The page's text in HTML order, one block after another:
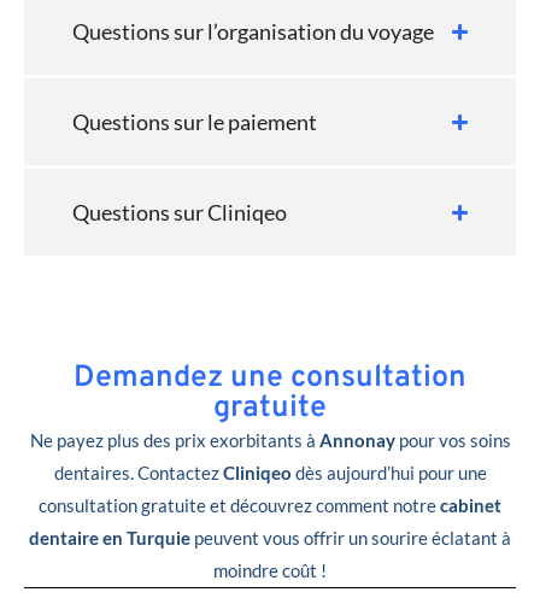
Questions sur l’organisation du voyage
Questions sur le paiement
Questions sur Cliniqeo
Demandez une consultation
gratuite
Ne payez plus des prix exorbitants à Annonaypour vos soins
dentaires. ContactezCliniqeo dès aujourd’hui pour une
consultation gratuite et découvrez comment notrecabinet
dentaire en Turquie peuvent vous offrir un sourire éclatant à
moindre coût !